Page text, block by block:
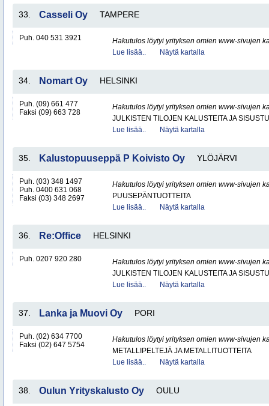
33. Casseli Oy TAMPERE
Puh. 040 531 3921
Hakutulos löytyi yrityksen omien www-sivujen
Lue lisää..
Näytä kartalla
34. Nomart Oy HELSINKI
Puh. (09) 661 477
Faksi (09) 663 728
Hakutulos löytyi yrityksen omien www-sivujen
JULKISTEN TILOJEN KALUSTEITA JA
Lue lisää..
Näytä kartalla
35. Kalustopuuseppä P Koivisto Oy YLÖJÄRVI
Puh. (03) 348 1497
Puh. 0400 631 068
Faksi (03) 348 2697
Hakutulos löytyi yrityksen omien www-sivujen
PUUSEPÄNTUOTTEITA
Lue lisää..
Näytä kartalla
36. Re:Office HELSINKI
Puh. 0207 920 280
Hakutulos löytyi yrityksen omien www-sivujen
JULKISTEN TILOJEN KALUSTEITA JA
Lue lisää..
Näytä kartalla
37. Lanka ja Muovi Oy PORI
Puh. (02) 634 7700
Faksi (02) 647 5754
Hakutulos löytyi yrityksen omien www-sivujen
METALLIPELTEJÄ JA METALLITUOTTEITA
Lue lisää..
Näytä kartalla
38. Oulun Yrityskalusto Oy OULU